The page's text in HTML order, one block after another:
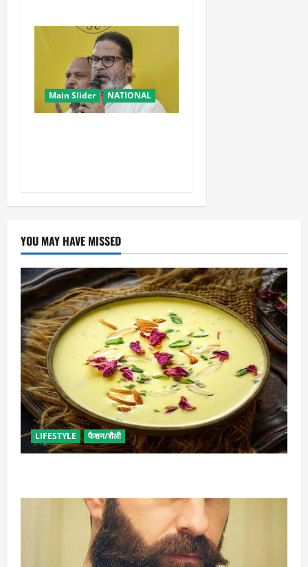
Main Slider NATIONAL
YOU MAY HAVE MISSED
LIFESTYLE फैशन/शैली